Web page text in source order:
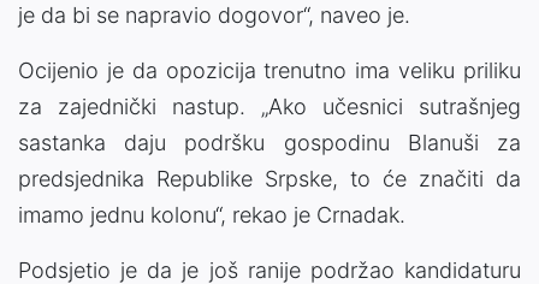
je da bi se napravio dogovor“, naveo je.
Ocijenio je da opozicija trenutno ima veliku priliku
za zajednički nastup. „Ako učesnici sutrašnjeg
sastanka daju podršku gospodinu Blanuši za
predsjednika Republike Srpske, to će značiti da
imamo jednu kolonu“, rekao je Crnadak.
Podsjetio je da je još ranije podržao kandidaturu